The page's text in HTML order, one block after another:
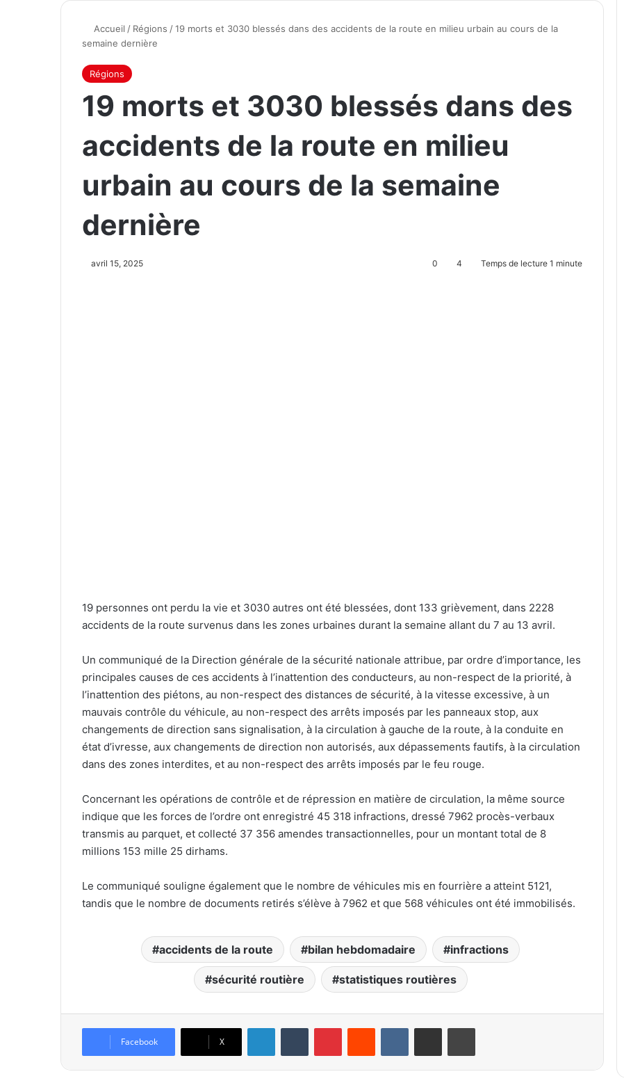
Accueil / Régions /19 morts et 3030 blessés dans des accidents de la route en milieu urbain au cours de la
semaine dernière
Régions
19 morts et 3030 blessés dans des
accidents de la route en milieu
urbain au cours de la semaine
dernière
avril 15, 2025 0 4 Temps de lecture 1 minute
19 personnes ont perdu la vie et 3030 autres ont été blessées, dont 133 grièvement, dans 2228
accidents de la route survenus dans les zones urbaines durant la semaine allant du 7 au 13 avril.
Un communiqué de la Direction générale de la sécurité nationale attribue, par ordre d’importance, les
principales causes de ces accidents à l’inattention des conducteurs, au non-respect de la priorité, à
l’inattention des piétons, au non-respect des distances de sécurité, à la vitesse excessive, à un
mauvais contrôle du véhicule, au non-respect des arrêts imposés par les panneaux stop, aux
changements de direction sans signalisation, à la circulation à gauche de la route, à la conduite en
état d’ivresse, aux changements de direction non autorisés, aux dépassements fautifs, à la circulation
dans des zones interdites, et au non-respect des arrêts imposés par le feu rouge.
Concernant les opérations de contrôle et de répression en matière de circulation, la même source
indique que les forces de l’ordre ont enregistré 45 318 infractions, dressé 7962 procès-verbaux
transmis au parquet, et collecté 37 356 amendes transactionnelles, pour un montant total de 8
millions 153 mille 25 dirhams.
Le communiqué souligne également que le nombre de véhicules mis en fourrière a atteint 5121,
tandis que le nombre de documents retirés s’élève à 7962 et que 568 véhicules ont été immobilisés.
accidents de la route bilan hebdomadaire infractions
sécurité routière statistiques routières
Facebook X